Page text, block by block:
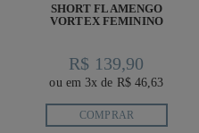
SHORT FLAMENGO
VORTEX FEMININO
R$ 139,90
ou em 3x de R$ 46,63
COMPRAR